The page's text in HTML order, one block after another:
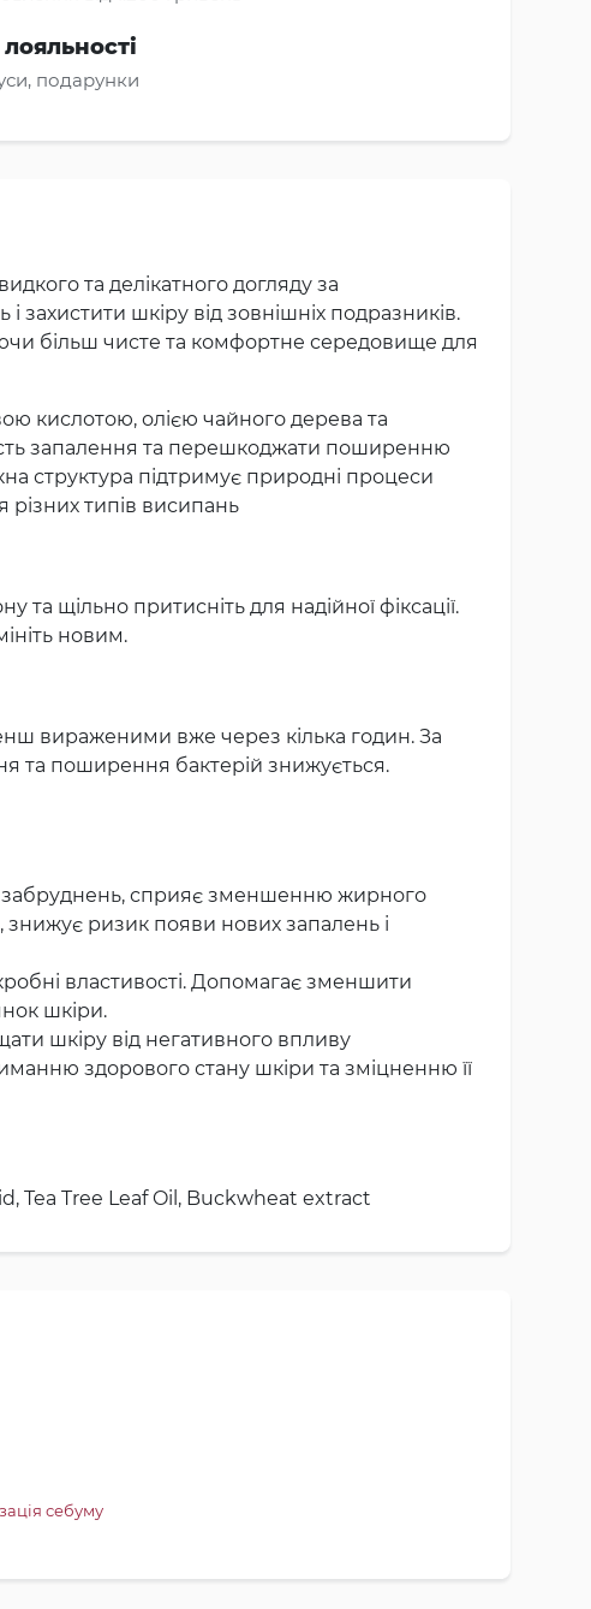
подарунки
та делікатного догляду за
шкіру від зовнішніх подразників.
більш чисте та комфортне середовище для
кислотою, олією чайного дерева та
запалення та перешкоджати поширенню
структура підтримує природні процеси
різних типів висипань
щільно притисніть для надійної фіксації.
новим.
вираженими вже через кілька годин. За
та поширення бактерій знижується.
забруднень, сприяє зменшенню жирного
ризик появи нових запалень і
властивості. Допомагає зменшити
шкіри.
шкіру від негативного впливу
здорового стану шкіри та зміцненню її
Tea Tree Leaf Oil, Buckwheat extract
себуму